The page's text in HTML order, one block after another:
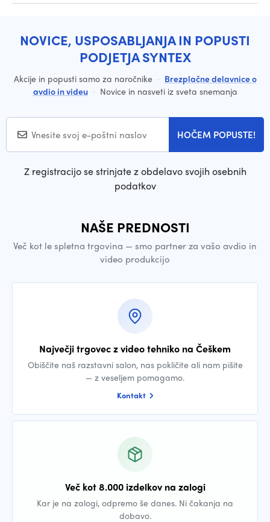
NOVICE, USPOSABLJANJA IN POPUSTI
PODJETJA SYNTEX
Akcije in popusti samo za naročnike · Brezplačne delavnice o
avdio in videu · Novice in nasveti iz sveta snemanja
HOČEM POPUSTE!
Z registracijo se strinjate z obdelavo svojih osebnih
podatkov
NAŠE PREDNOSTI
Več kot le spletna trgovina — smo partner za vašo avdio in
video produkcijo
Največji trgovec z video tehniko na Češkem
Obiščite naš razstavni salon, nas pokličite ali nam pišite
— z veseljem pomagamo.
Kontakt
Več kot 8.000 izdelkov na zalogi
Kar je na zalogi, odpremo še danes. Ni čakanja na
dobavo.